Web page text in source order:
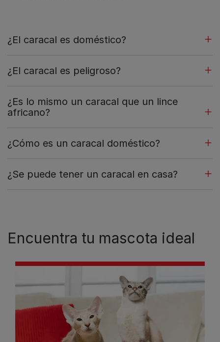
¿El caracal es doméstico?
¿El caracal es peligroso?
¿Es lo mismo un caracal que un lince
africano?
¿Cómo es un caracal doméstico?
¿Se puede tener un caracal en casa?
Encuentra tu mascota ideal